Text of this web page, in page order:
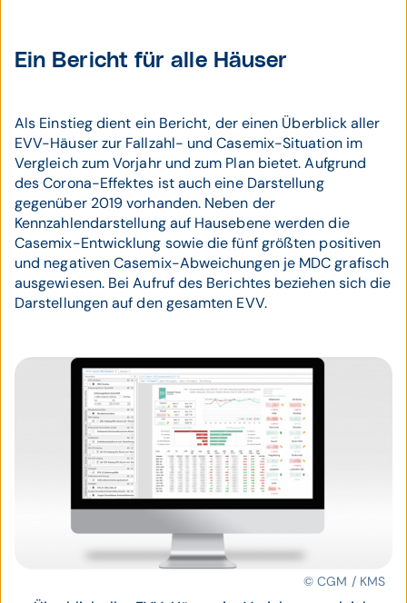
Ein Bericht für alle Häuser
Als Einstieg dient ein Bericht, der einen Überblick aller
EVV-Häuser zur Fallzahl- und Casemix-Situation im
Vergleich zum Vorjahr und zum Plan bietet. Aufgrund
des Corona-Effektes ist auch eine Darstellung
gegenüber 2019 vorhanden. Neben der
Kennzahlendarstellung auf Hausebene werden die
Casemix-Entwicklung sowie die fünf größten positiven
und negativen Casemix-Abweichungen je MDC grafisch
ausgewiesen. Bei Aufruf des Berichtes beziehen sich die
Darstellungen auf den gesamten EVV.
© CGM / KMS